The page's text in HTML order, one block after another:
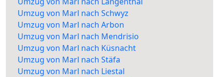
Umzug von Marl nach Schwyz
Umzug von Marl nach Arbon
Umzug von Marl nach Mendrisio
Umzug von Marl nach Küsnacht
Umzug von Marl nach Stäfa
Umzug von Marl nach Liestal